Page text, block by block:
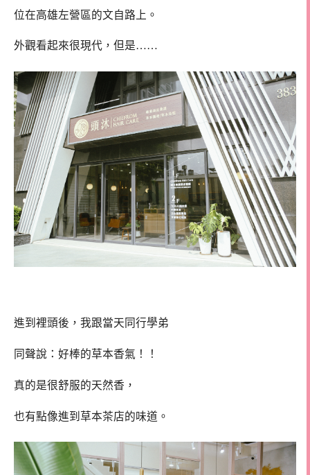
位在高雄左營區的文自路上。
外觀看起來很現代，但是……
進到裡頭後，我跟當天同行學弟
同聲說：好棒的草本香氣！！
真的是很舒服的天然香，
也有點像進到草本茶店的味道。